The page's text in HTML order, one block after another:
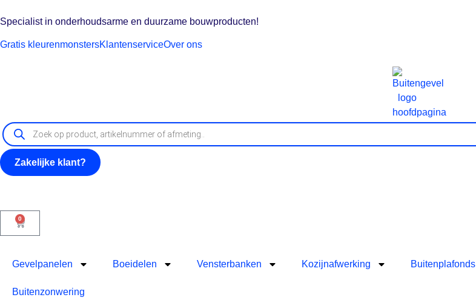
Specialist in onderhoudsarme en duurzame bouwproducten!
Gratis kleurenmonstersKlantenserviceOver ons
Zakelijke klant?
0
Gevelpanelen Boeidelen Vensterbanken Kozijnafwerking Buitenplafonds
Buitenzonwering